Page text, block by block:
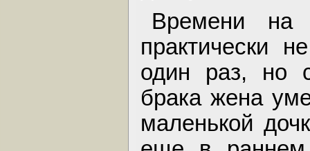
Времени
практически
один раз, но
брака жена
маленькой